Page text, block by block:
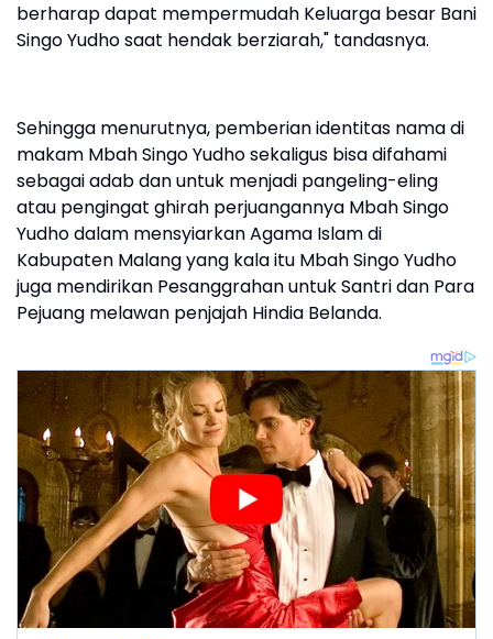
berharap dapat mempermudah Keluarga besar Bani
Singo Yudho saat hendak berziarah," tandasnya.
Sehingga menurutnya, pemberian identitas nama di
makam Mbah Singo Yudho sekaligus bisa difahami
sebagai adab dan untuk menjadi pangeling-eling
atau pengingat ghirah perjuangannya Mbah Singo
Yudho dalam mensyiarkan Agama Islam di
Kabupaten Malang yang kala itu Mbah Singo Yudho
juga mendirikan Pesanggrahan untuk Santri dan Para
Pejuang melawan penjajah Hindia Belanda.